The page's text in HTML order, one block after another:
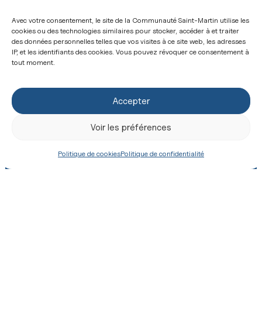
Avec votre consentement, le site de la Communauté Saint-Martin utilise les
cookies ou des technologies similaires pour stocker, accéder à et traiter
des données personnelles telles que vos visites à ce site web, les adresses
IP, et les identifiants des cookies. Vous pouvez révoquer ce consentement à
tout moment.
Accepter
Voir les préférences
Politique de cookiesPolitique de confidentialité
Shop Zeitschrift